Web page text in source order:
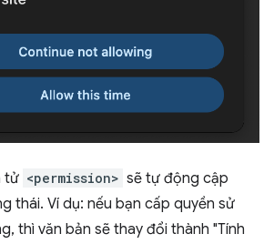
tử <permission> sẽ tự động cập
thái. Ví dụ: nếu bạn cấp quyền sử
thì văn bản sẽ thay đổi thành "Tính